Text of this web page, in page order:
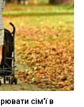
сім'ї в